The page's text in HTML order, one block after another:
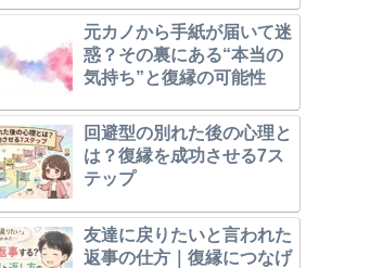
元カノから手紙が届いて迷
惑？その裏にある“本当の
気持ち”と復縁の可能性
回避型の別れた後の心理と
は？復縁を成功させる7ス
テップ
友達に戻りたいと言われた
返事の仕方｜復縁につなげ